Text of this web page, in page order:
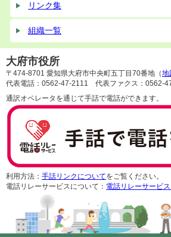
リンク集
組織一覧
大府市役所
〒474-8701 愛知県大府市中央町五丁目70番地（地
代表電話：0562-47-2111 代表ファクス：0562-
通訳オペレータを通じて手話で電話ができます。
利用方法： 手話リンクについてをご覧ください。
電話リレーサービスについて： 電話リレーサービ